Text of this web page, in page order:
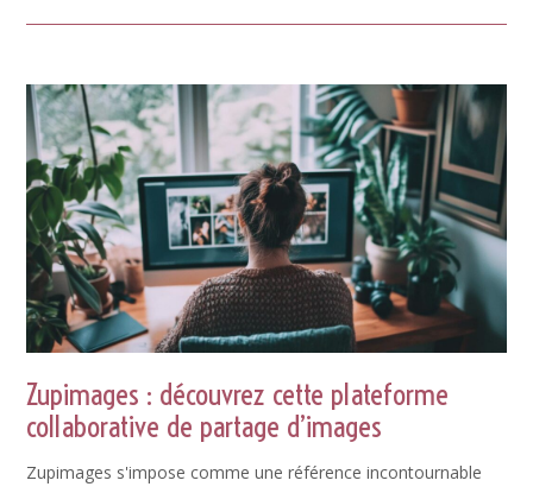
Zupimages : découvrez cette plateforme
collaborative de partage d’images
Zupimages s'impose comme une référence incontournable